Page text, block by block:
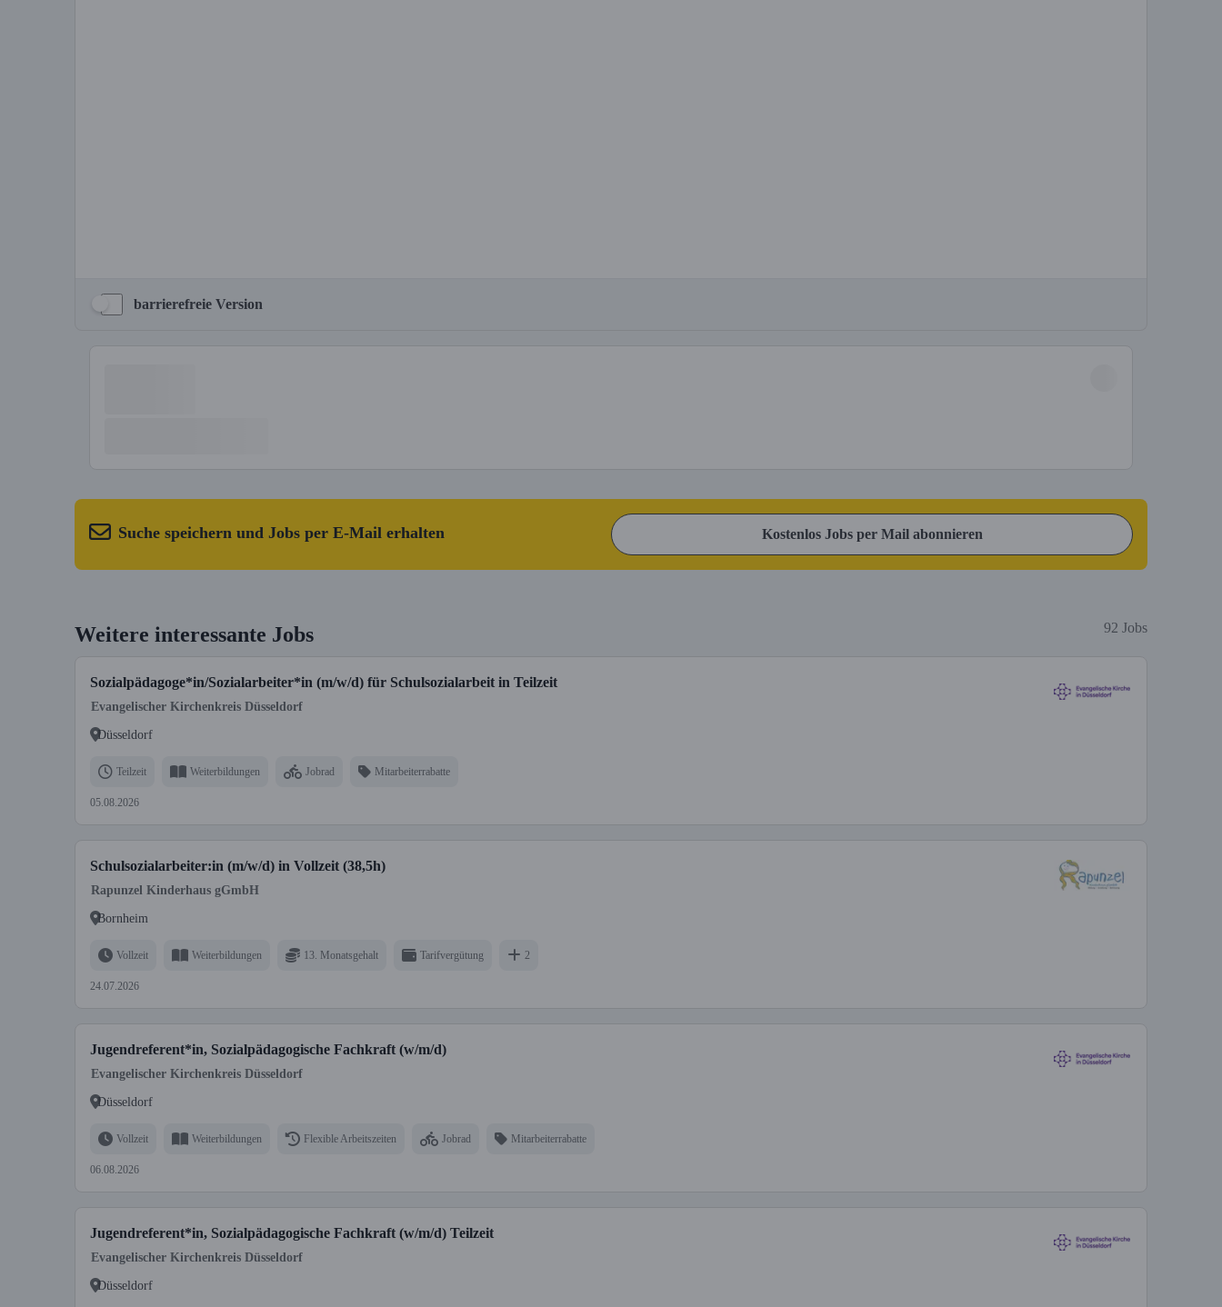
barrierefreie Version
Suche speichern und Jobs per E-Mail erhalten Kostenlos Jobs per Mail abonnieren
Weitere interessante Jobs 92 Jobs
Sozialpädagoge*in/Sozialarbeiter*in (m/w/d) für Schulsozialarbeit in Teilzeit
Evangelischer Kirchenkreis Düsseldorf
Düsseldorf
Teilzeit Weiterbildungen Jobrad Mitarbeiterrabatte
05.08.2026
Schulsozialarbeiter:in (m/w/d) in Vollzeit (38,5h)
Rapunzel Kinderhaus gGmbH
Bornheim
Vollzeit Weiterbildungen 13. Monatsgehalt Tarifvergütung 2
24.07.2026
Jugendreferent*in, Sozialpädagogische Fachkraft (w/m/d)
Evangelischer Kirchenkreis Düsseldorf
Düsseldorf
Vollzeit Weiterbildungen Flexible Arbeitszeiten Jobrad Mitarbeiterrabatte
06.08.2026
Jugendreferent*in, Sozialpädagogische Fachkraft (w/m/d) Teilzeit
Evangelischer Kirchenkreis Düsseldorf
Düsseldorf